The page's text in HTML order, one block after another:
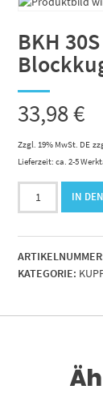
BKH
33,98€
Zzgl. 19% MwSt. DE
Lieferzeit: ca. 2-5
BKH
DN25
Blockkugelhahn
Menge
IN
KATEGORIE: